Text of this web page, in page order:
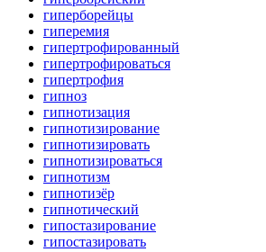
гиперборейцы
гиперемия
гипертрофированный
гипертрофироваться
гипертрофия
гипноз
гипнотизация
гипнотизирование
гипнотизировать
гипнотизироваться
гипнотизм
гипнотизёр
гипнотический
гипостазирование
гипостазировать